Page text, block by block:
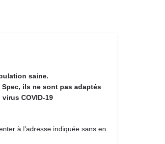
saine.
ils ne sont pas adaptés
COVID-19
à l’adresse indiquée sans en